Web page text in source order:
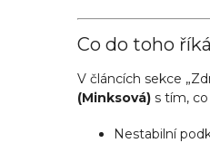
Co do toho
V článcích sekce
(Minksová) s tím, co
Nestabilní